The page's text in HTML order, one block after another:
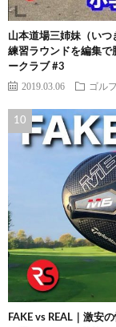
山本道場三姉妹（い
練習ラウンドを編集で
ークラブ #3
2019.03.06 ゴル
FAKE vs REAL｜激安